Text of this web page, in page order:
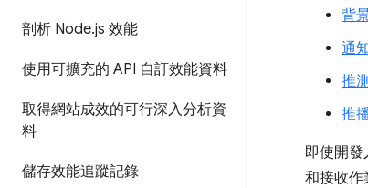
剖析 Node.js 效能
使用可擴充的 API 自訂效能資料
取得網站成效的可行深入分析資
料
儲存效能追蹤記錄
背
通
推
推
即使開
和接收作